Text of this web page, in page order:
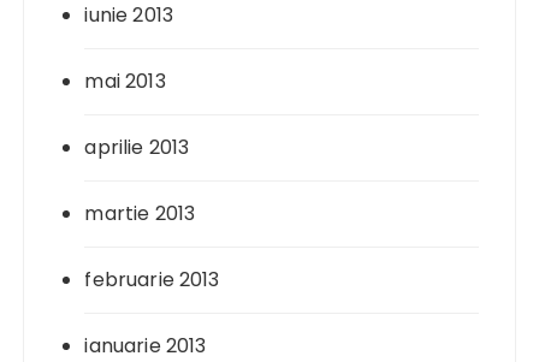
iunie 2013
mai 2013
aprilie 2013
martie 2013
februarie 2013
ianuarie 2013